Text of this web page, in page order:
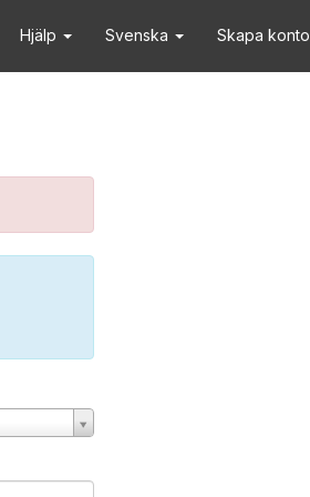
Hjälp Svenska Skapa konto